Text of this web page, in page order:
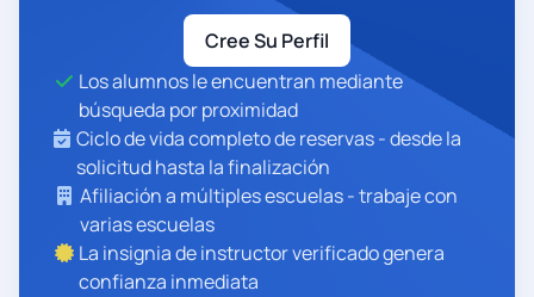
Cree Su Perfil
Los alumnos le encuentran mediante
búsqueda por proximidad
Ciclo de vida completo de reservas - desde la
solicitud hasta la finalización
Afiliación a múltiples escuelas - trabaje con
varias escuelas
La insignia de instructor verificado genera
confianza inmediata